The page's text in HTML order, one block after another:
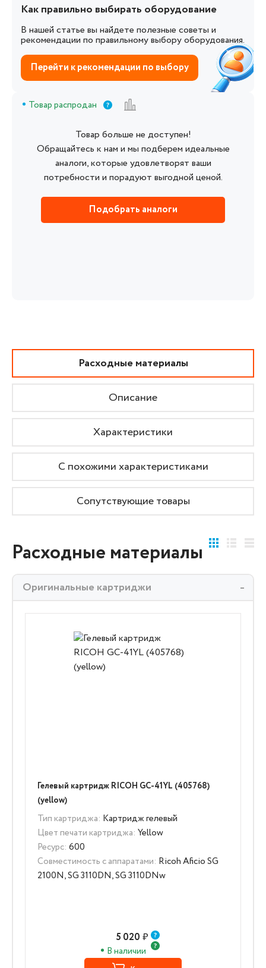
Как правильно выбирать оборудование
В нашей статье вы найдете полезные советы и
рекомендации по правильному выбору оборудования.
Перейти к рекомендации по выбору
Товар распродан
Товар больше не доступен!
Обращайтесь к нам и мы подберем идеальные
аналоги, которые удовлетворят ваши
потребности и порадуют выгодной ценой.
Подобрать аналоги
Расходные материалы
Описание
Характеристики
С похожими характеристиками
Сопутствующие товары
Расходные материалы
Оригинальные картриджи
Гелевый картридж RICOH GC-41YL (405768)
(yellow)
Тип картриджа: Картридж гелевый
Цвет печати картриджа: Yellow
Ресурс: 600
Совместимость с аппаратами: Ricoh Aficio SG
2100N, SG 3110DN, SG 3110DNw
5 020 ₽
В наличии